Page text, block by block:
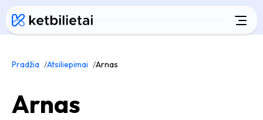
Pradžia Atsiliepimai Arnas
Arnas